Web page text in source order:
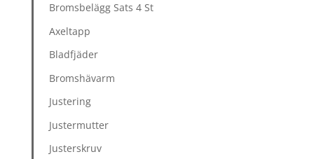
Bromsbelägg Sats 4 St
Axeltapp
Bladfjäder
Bromshävarm
Justering
Justermutter
Justerskruv